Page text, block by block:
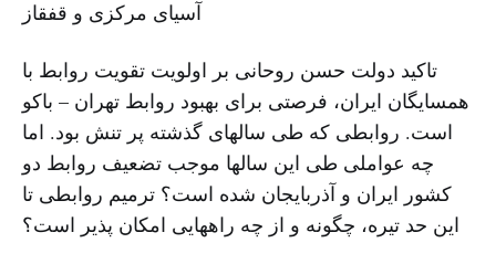
آسیاى مرکزى و قفقاز
تاکید دولت حسن روحانى بر اولویت تقویت روابط با
همسایگان ایران، فرصتى براى بهبود روابط تهران – باکو
است. روابطى که طى سالهاى گذشته پر تنش بود. اما
چه عواملى طى این سالها موجب تضعیف روابط دو
کشور ایران و آذربایجان شده است؟ ترمیم روابطى تا
این حد تیره، چگونه و از چه راههایى امکان پذیر است؟